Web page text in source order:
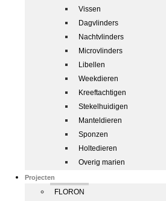
Vissen
Dagvlinders
Nachtvlinders
Microvlinders
Libellen
Weekdieren
Kreeftachtigen
Stekelhuidigen
Manteldieren
Sponzen
Holtedieren
Overig marien
Projecten
FLORON